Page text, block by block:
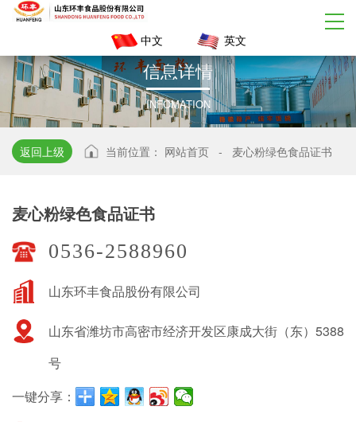
中文 英文
信息详情
INFOMATION
返回上级 当前位置： 网站首页 - 麦心粉绿色食品证书
麦心粉绿色食品证书
0536-2588960
山东环丰食品股份有限公司
山东省潍坊市高密市经济开发区康成大街（东）5388
号
一键分享：